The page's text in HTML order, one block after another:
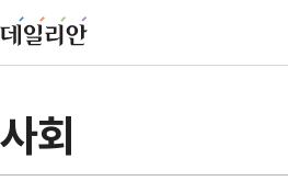
사회